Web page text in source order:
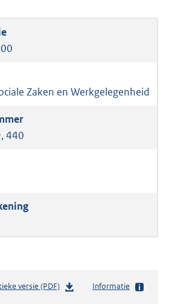
Zaken en Werkgelegenheid
440
versie (PDF)b
Informatie